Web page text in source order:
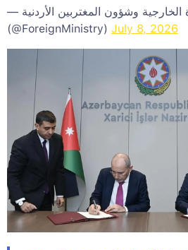
— وزارة الخارجية وشؤون المغتربين الأردنية
(@ForeignMinistry) July 8, 2026